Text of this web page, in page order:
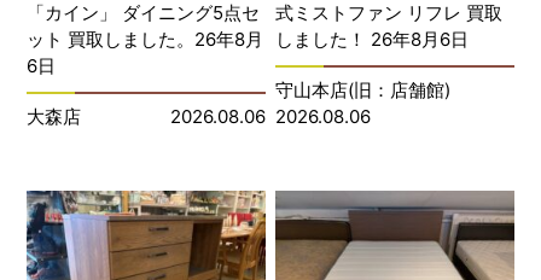
「カイン」 ダイニング5点セ
ット 買取しました。26年8月
6日
大森店 2026.08.06
式ミストファン リフレ 買取
しました！ 26年8月6日
守山本店(旧：店舗館)
2026.08.06